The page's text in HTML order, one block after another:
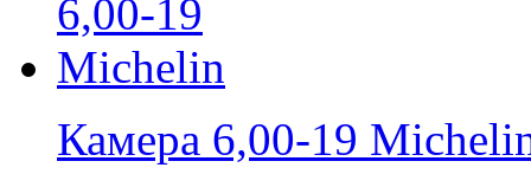
Камера 6,00-19